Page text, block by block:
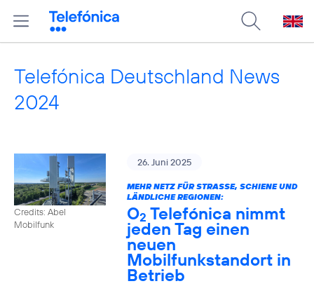
Telefónica Deutschland News
2024
Credits: Abel
Mobilfunk
26. Juni 2025
MEHR NETZ FÜR STRASSE, SCHIENE UND L
ÄNDLICHE REGIONEN:
O2 Telefónica nimmt
jeden Tag einen
neuen
Mobilfunkstandort in
Betrieb